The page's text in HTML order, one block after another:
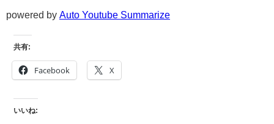
powered by Auto Youtube Summarize
共有:
Facebook X
いいね: